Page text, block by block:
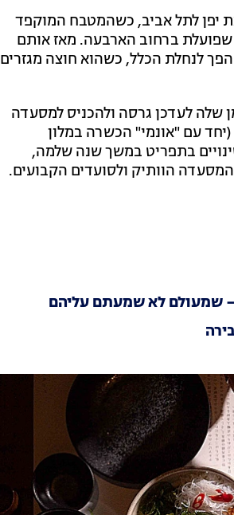
יפן לתל אביב, כשהמטבח המוקפד
שפועלת ברחוב הארבעה. מאז אותם
היפני הפך לנחלת הכלל, כשהוא חוצה מגזרים
הזמן שלה לעדכן גרסה ולהכניס למסעדה
עם "אונמי" הכשרה במלון
בתפריט במשך שנה שלמה,
הוותיק ולסועדים הקבועים.
– שמעולם לא שמעתם עליהם